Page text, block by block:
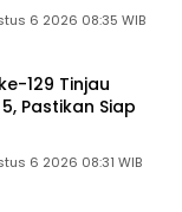
6 2026 08:35 WIB
129 Tinjau
Pastikan Siap
6 2026 08:31 WIB